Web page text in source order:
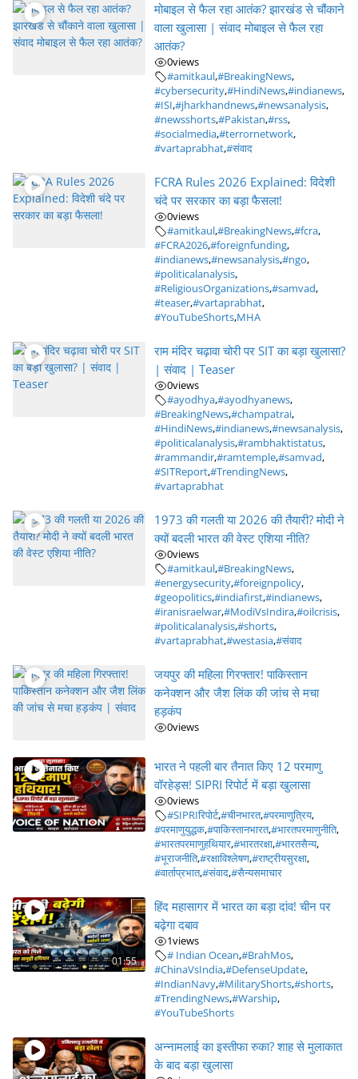
मोबाइल से फैल रहा आतंक? झारखंड से चौंकाने
वाला खुलासा | संवाद मोबाइल से फैल रहा
आतंक?
0views
#amitkaul,#BreakingNews,
#cybersecurity,#HindiNews,#indianews,
#ISI,#jharkhandnews,#newsanalysis,
#newsshorts,#Pakistan,#rss,
#socialmedia,#terrornetwork,
#vartaprabhat,#संवाद
FCRA Rules 2026 Explained: विदेशी
चंदे पर सरकार का बड़ा फैसला!
0views
#amitkaul,#BreakingNews,#fcra,
#FCRA2026,#foreignfunding,
#indianews,#newsanalysis,#ngo,
#politicalanalysis,
#ReligiousOrganizations,#samvad,
#teaser,#vartaprabhat,
#YouTubeShorts,MHA
राम मंदिर चढ़ावा चोरी पर SIT का बड़ा खुलासा?
| संवाद | Teaser
0views
#ayodhya,#ayodhyanews,
#BreakingNews,#champatrai,
#HindiNews,#indianews,#newsanalysis,
#politicalanalysis,#rambhaktistatus,
#rammandir,#ramtemple,#samvad,
#SITReport,#TrendingNews,
#vartaprabhat
1973 की गलती या 2026 की तैयारी? मोदी ने
क्यों बदली भारत की वेस्ट एशिया नीति?
0views
#amitkaul,#BreakingNews,
#energysecurity,#foreignpolicy,
#geopolitics,#indiafirst,#indianews,
#iranisraelwar,#ModiVsIndira,#oilcrisis,
#politicalanalysis,#shorts,
#vartaprabhat,#westasia,#संवाद
जयपुर की महिला गिरफ्तार! पाकिस्तान
कनेक्शन और जैश लिंक की जांच से मचा
हड़कंप
0views
भारत ने पहली बार तैनात किए 12 परमाणु
वॉरहेड्स! SIPRI रिपोर्ट में बड़ा खुलासा
0views
#SIPRIरिपोर्ट,#चीनभारत,#परमाणुत्रिय,
#परमाणुयुद्धक,#पाकिस्तानभारत,#भारतपरमाणुनीति,
#भारतपरमाणुहथियार,#भारतरक्षा,#भारतसैन्य,
#भूराजनीति,#रक्षाविश्लेषण,#राष्ट्रीयसुरक्षा,
#वार्ताप्रभात,#संवाद,#सैन्यसमाचार
01:55
हिंद महासागर में भारत का बड़ा दांव! चीन पर
बढ़ेगा दबाव
1views
# Indian Ocean,#BrahMos,
#ChinaVsIndia,#DefenseUpdate,
#IndianNavy,#MilitaryShorts,#shorts,
#TrendingNews,#Warship,
#YouTubeShorts
अन्नामलाई का इस्तीफा रुका? शाह से मुलाकात
के बाद बड़ा खुलासा